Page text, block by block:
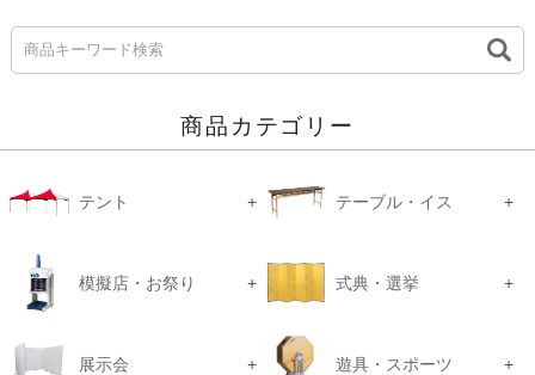
商品カテゴリー
テント テーブル・イス
模擬店・お祭り 式典・選挙
展示会 遊具・スポーツ